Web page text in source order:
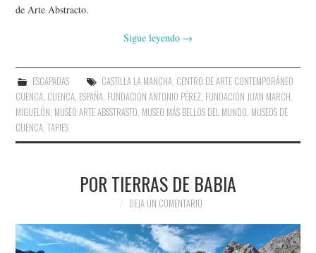
de Arte Abstracto.
Sigue leyendo →
ESCAPADAS CASTILLA LA MANCHA, CENTRO DE ARTE CONTEMPORÁNEO
CUENCA, CUENCA, ESPAÑA, FUNDACIÓN ANTONIO PÉREZ, FUNDACIÓN JUAN MARCH,
MIGUELÓN, MUSEO ARTE ABSSTRASTO, MUSEO MÁS BELLOS DEL MUNDO, MUSEOS DE
CUENCA,TAPIES
POR TIERRAS DE BABIA
DEJA UN COMENTARIO